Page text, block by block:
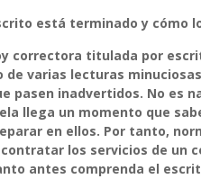
está terminado y cómo
correctora titulada por
de varias lecturas
pasen inadvertidos. No es
llega un momento que
en ellos. Por tanto,
los servicios de un
antes comprenda el